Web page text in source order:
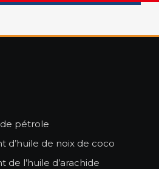
pétrole
d’huile de noix de coco
l’huile d’arachide